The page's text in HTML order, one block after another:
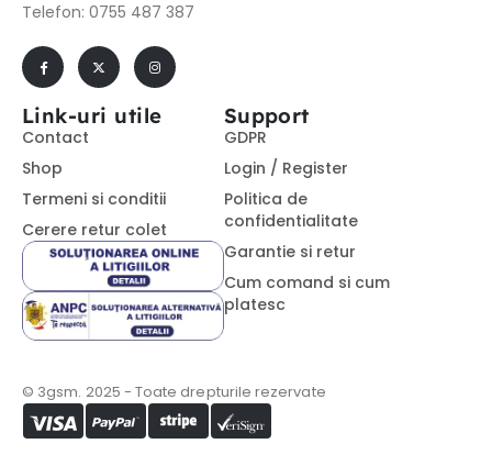
Telefon: 0755 487 387
Link-uri utile
Contact
Shop
Termeni si conditii
Cerere retur colet
Support
GDPR
Login / Register
Politica de
confidentialitate
Garantie si retur
Cum comand si cum
platesc
© 3gsm. 2025 - Toate drepturile rezervate